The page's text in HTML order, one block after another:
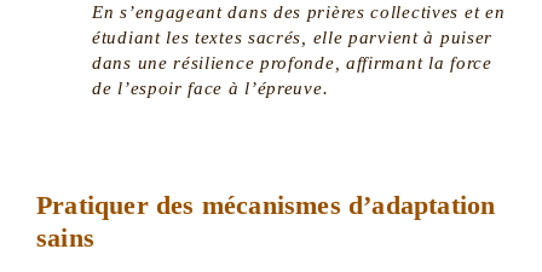
En s’engageant dans des prières collectives et en
étudiant les textes sacrés, elle parvient à puiser
dans une résilience profonde, affirmant la force
de l’espoir face à l’épreuve.
Pratiquer des mécanismes d’adaptation
sains